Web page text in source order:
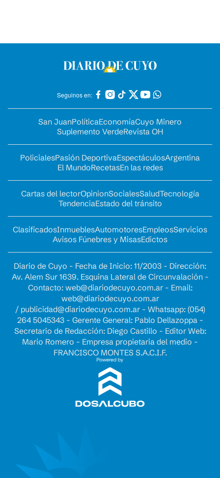
Seguinos en:
San JuanPolíticaEconomíaCuyo Minero
Suplemento VerdeRevista OH
PolicialesPasión DeportivaEspectáculosArgentina
El MundoRecetasEn las redes
Cartas del lectorOpinionSocialesSaludTecnología
TendenciaEstado del tránsito
ClasificadosInmueblesAutomotoresEmpleosServicios
Avisos Fúnebres y MisasEdictos
Diario de Cuyo - Fecha de Inicio: 11/2003 - Dirección:
Av. Alem Sur 1639. Esquina Lateral de Circunvalación -
Contacto: web@diariodecuyo.com.ar- Email:
web@diariodecuyo.com.ar
/ publicidad@diariodecuyo.com.ar- Whatsapp: (054)
264 5045343 - Gerente General: Pablo Dellazoppa -
Secretario de Redacción: Diego Castillo - Editor Web:
Mario Romero - Empresa propietaria del medio -
FRANCISCO MONTES S.A.C.I.F.